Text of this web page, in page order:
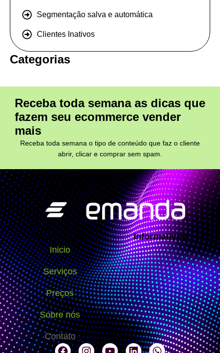
Segmentação salva e automática
Clientes Inativos
Categorias
Receba toda semana as dicas que
fazem seu ecommerce vender
mais
Receba toda semana o tipo de conteúdo que faz o cliente
abrir, clicar e comprar sem spam.
Navegação
Inicio
Serviços
Preços
Sobre nós
Contato
Informativos